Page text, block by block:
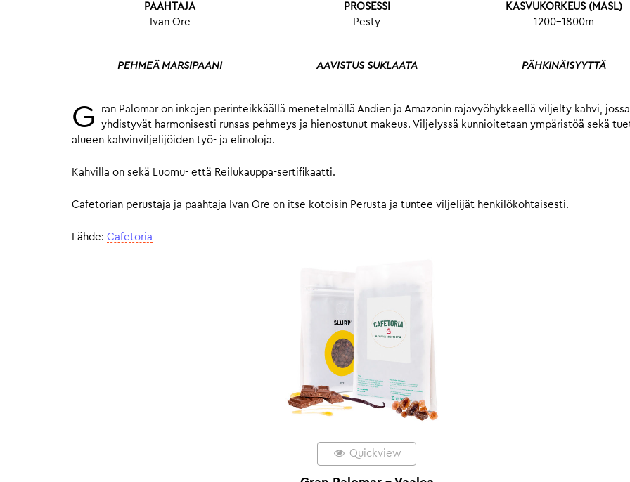
PAAHTAJA
Ivan Ore
PROSESSI
Pesty
KASVUKORKEUS (MASL)
1200-1800m
PEHMEÄ MARSIPAANI AAVISTUS SUKLAATA PÄHKINÄISYYTTÄ
G
ran Palomar on inkojen perinteikkäällä menetelmällä Andien ja Amazonin rajavyöhykkeellä viljelty kahvi, jossa
yhdistyvät harmonisesti runsas pehmeys ja hienostunut makeus. Viljelyssä kunnioitetaan ympäristöä sekä
alueen kahvinviljelijöiden työ- ja elinoloja.
Kahvilla on sekä Luomu- että Reilukauppa-sertifikaatti.
Cafetorian perustaja ja paahtaja Ivan Ore on itse kotoisin Perusta ja tuntee viljelijät henkilökohtaisesti.
Lähde: Cafetoria
Quickview